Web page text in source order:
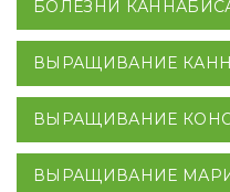
БОЛЕЗНИ
ВЫРАЩИВАНИЕ
ВЫРАЩИВАНИЕ
ВЫРАЩИВАНИЕ